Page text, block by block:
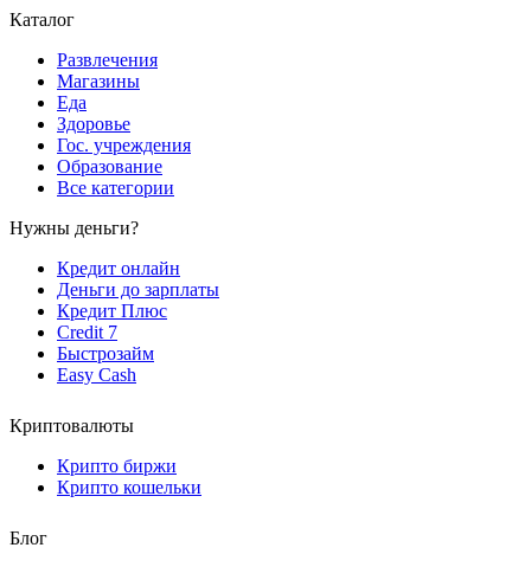
Каталог
Развлечения
Магазины
Еда
Здоровье
Гос. учреждения
Образование
Все категории
Нужны деньги?
Кредит онлайн
Деньги до зарплаты
Кредит Плюс
Credit 7
Быстрозайм
Easy Cash
Криптовалюты
Крипто биржи
Крипто кошельки
Блог